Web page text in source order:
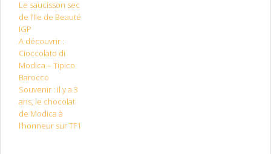
Le saucisson sec
de l’Ile de Beauté
IGP
A découvrir :
Cioccolato di
Modica – Tipico
Barocco
Souvenir : il y a 3
ans, le chocolat
de Modica à
l’honneur sur TF1